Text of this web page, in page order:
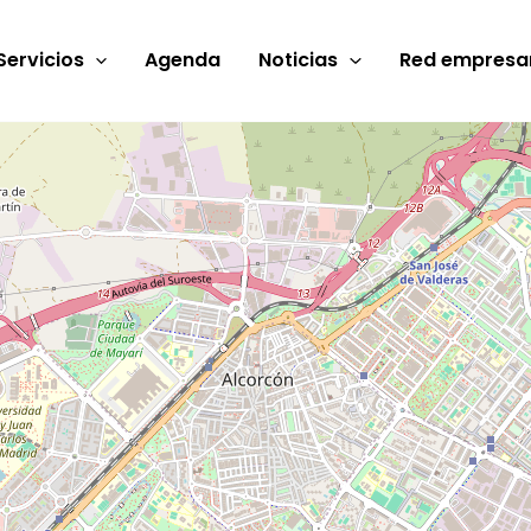
Agenda Noticias Red